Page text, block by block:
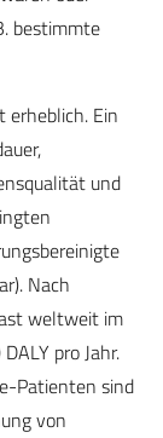
bestimmte
erheblich. Ein
und
Nach
weltweit im
pro Jahr.
Patienten sind
von